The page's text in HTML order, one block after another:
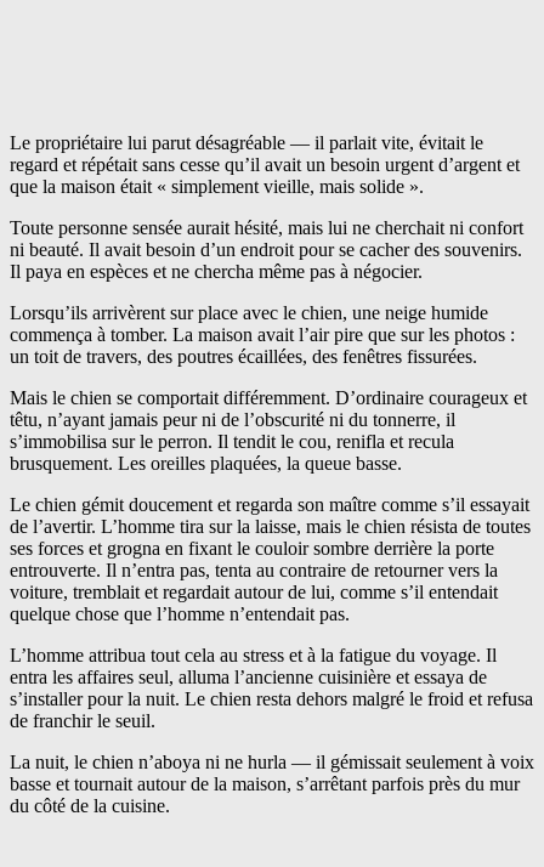
Le propriétaire lui parut désagréable — il parlait vite, évitait le
regard et répétait sans cesse qu’il avait un besoin urgent d’argent et
que la maison était « simplement vieille, mais solide ».
Toute personne sensée aurait hésité, mais lui ne cherchait ni confort
ni beauté. Il avait besoin d’un endroit pour se cacher des souvenirs.
Il paya en espèces et ne chercha même pas à négocier.
Lorsqu’ils arrivèrent sur place avec le chien, une neige humide
commença à tomber. La maison avait l’air pire que sur les photos :
un toit de travers, des poutres écaillées, des fenêtres fissurées.
Mais le chien se comportait différemment. D’ordinaire courageux et
têtu, n’ayant jamais peur ni de l’obscurité ni du tonnerre, il
s’immobilisa sur le perron. Il tendit le cou, renifla et recula
brusquement. Les oreilles plaquées, la queue basse.
Le chien gémit doucement et regarda son maître comme s’il essayait
de l’avertir. L’homme tira sur la laisse, mais le chien résista de toutes
ses forces et grogna en fixant le couloir sombre derrière la porte
entrouverte. Il n’entra pas, tenta au contraire de retourner vers la
voiture, tremblait et regardait autour de lui, comme s’il entendait
quelque chose que l’homme n’entendait pas.
L’homme attribua tout cela au stress et à la fatigue du voyage. Il
entra les affaires seul, alluma l’ancienne cuisinière et essaya de
s’installer pour la nuit. Le chien resta dehors malgré le froid et refusa
de franchir le seuil.
La nuit, le chien n’aboya ni ne hurla — il gémissait seulement à voix
basse et tournait autour de la maison, s’arrêtant parfois près du mur
du côté de la cuisine.